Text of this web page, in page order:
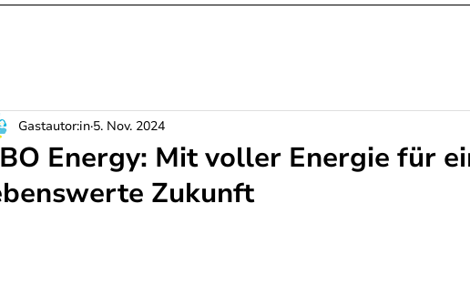
Energy: Mit voller Energie für
Zukunft
Gastautor:in 5. Nov. 2024